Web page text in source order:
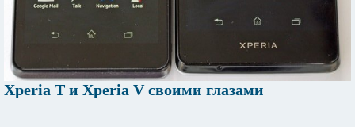
Xperia T и Xperia V своими глазами